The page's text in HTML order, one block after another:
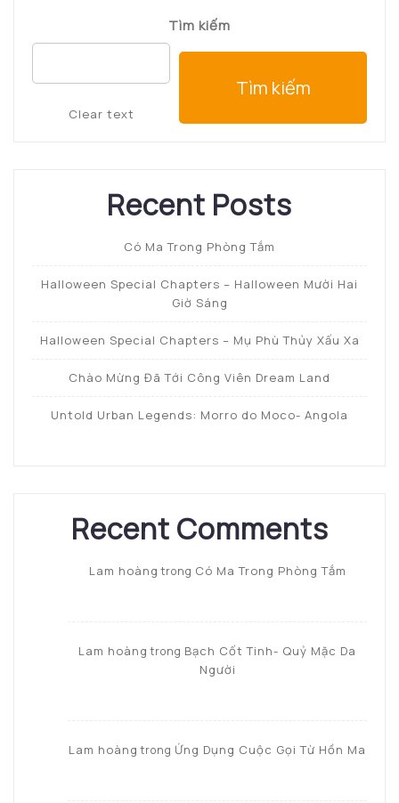
viết
Tìm kiếm
Clear text
Tìm kiếm
Recent Posts
Có Ma Trong Phòng Tắm
Halloween Special Chapters – Halloween Mười Hai
Giờ Sáng
Halloween Special Chapters – Mụ Phù Thủy Xấu Xa
Chào Mừng Đã Tới Công Viên Dream Land
Untold Urban Legends: Morro do Moco- Angola
Recent Comments
Lam hoàng trong Có Ma Trong Phòng Tắm
Lam hoàng trong Bạch Cốt Tinh- Quỷ Mặc Da
Người
Lam hoàng trong Ứng Dụng Cuộc Gọi Từ Hồn Ma